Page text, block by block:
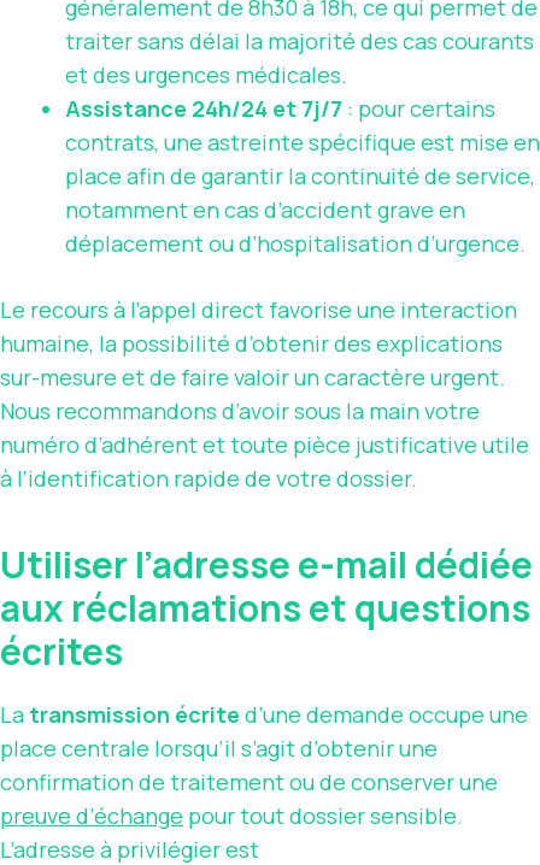
généralement de 8h30 à 18h, ce qui permet de
traiter sans délai la majorité des cas courants
et des urgences médicales.
Assistance 24h/24 et 7j/7 : pour certains
contrats, une astreinte spécifique est mise en
place afin de garantir la continuité de service,
notamment en cas d’accident grave en
déplacement ou d’hospitalisation d’urgence.
Le recours à l’appel direct favorise une interaction
humaine, la possibilité d’obtenir des explications
sur-mesure et de faire valoir un caractère urgent.
Nous recommandons d’avoir sous la main votre
numéro d’adhérent et toute pièce justificative utile
à l’identification rapide de votre dossier.
Utiliser l’adresse e-mail dédiée
aux réclamations et questions
écrites
La transmission écrite d’une demande occupe une
place centrale lorsqu’il s’agit d’obtenir une
confirmation de traitement ou de conserver une
preuve d’échange pour tout dossier sensible.
L’adresse à privilégier est